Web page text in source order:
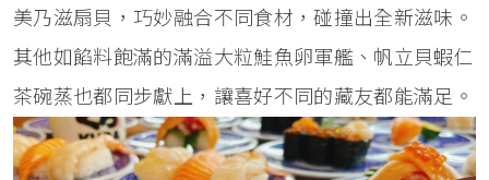
美乃滋扇貝，巧妙融合不同食材，碰撞出全新滋味。
其他如餡料飽滿的滿溢大粒鮭魚卵軍艦、帆立貝蝦仁
茶碗蒸也都同步獻上，讓喜好不同的藏友都能滿足。